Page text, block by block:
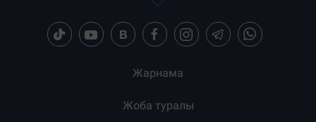
Жарнама
Жоба туралы